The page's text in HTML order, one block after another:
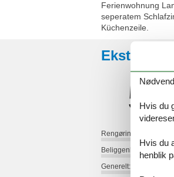
Ferienwohnung
seperatem
Küchenzeile.
Eksterne
Rengøring:
Beliggenhed:
Generelt:
Hvis du
Hvis du
henblik